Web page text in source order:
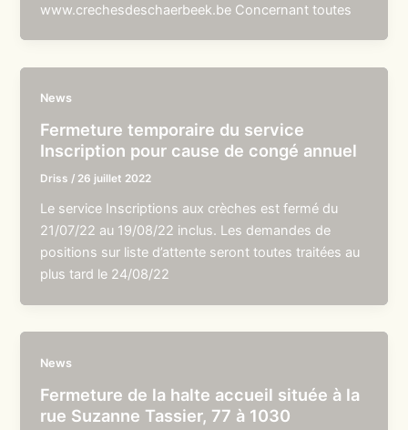
www.crechesdeschaerbeek.be Concernant toutes
News
Fermeture temporaire du service
Inscription pour cause de congé annuel
Driss / 26 juillet 2022
Le service Inscriptions aux crèches est fermé du
21/07/22 au 19/08/22 inclus. Les demandes de
positions sur liste d’attente seront toutes traitées au
plus tard le 24/08/22
News
Fermeture de la halte accueil située à la
rue Suzanne Tassier, 77 à 1030